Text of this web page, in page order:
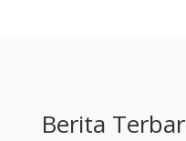
Berita